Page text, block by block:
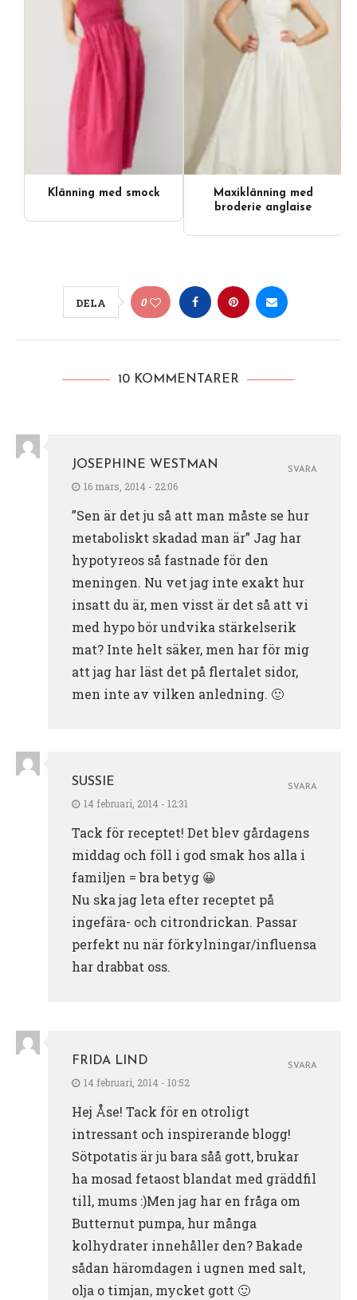
Klänning med smock
Maxiklänning med
broderie anglaise
DELA 0
10 KOMMENTARER
JOSEPHINE WESTMAN
16 mars, 2014 - 22:06
”Sen är det ju så att man måste se hur
metaboliskt skadad man är” Jag har
hypotyreos så fastnade för den
meningen. Nu vet jag inte exakt hur
insatt du är, men visst är det så att vi
med hypo bör undvika stärkelserik
mat? Inte helt säker, men har för mig
att jag har läst det på flertalet sidor,
men inte av vilken anledning. 🙂
SVARA
SUSSIE
14 februari, 2014 - 12:31
Tack för receptet! Det blev gårdagens
middag och föll i god smak hos alla i
familjen = bra betyg 😀
Nu ska jag leta efter receptet på
ingefära- och citrondrickan. Passar
perfekt nu när förkylningar/influensa
har drabbat oss.
SVARA
FRIDA LIND
14 februari, 2014 - 10:52
Hej Åse! Tack för en otroligt
intressant och inspirerande blogg!
Sötpotatis är ju bara såå gott, brukar
ha mosad fetaost blandat med gräddfil
till, mums :)Men jag har en fråga om
Butternut pumpa, hur många
kolhydrater innehåller den? Bakade
sådan häromdagen i ugnen med salt,
olja o timjan, mycket gott 🙂
SVARA